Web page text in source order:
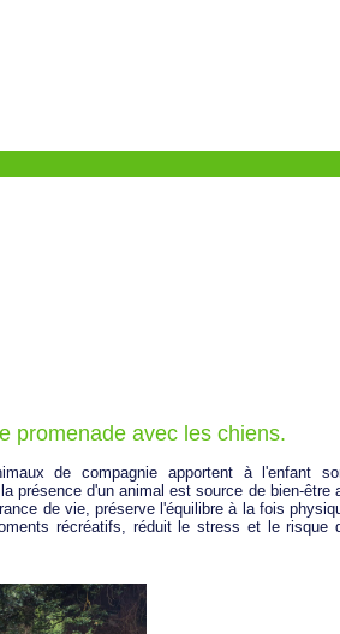
promenade avec les chiens.
de compagnie apportent à l'enfant
présence d'un animal est source de bien-être
de vie, préserve l'équilibre à la fois
récréatifs, réduit le stress et le risque